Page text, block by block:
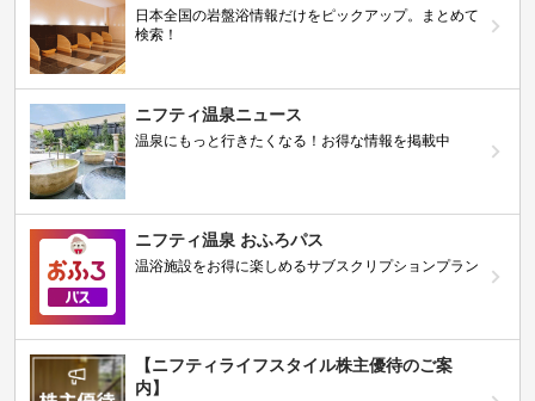
日本全国の岩盤浴情報だけをピックアップ。まとめて
検索！
ニフティ温泉ニュース
温泉にもっと行きたくなる！お得な情報を掲載中
ニフティ温泉 おふろパス
温浴施設をお得に楽しめるサブスクリプションプラン
【ニフティライフスタイル株主優待のご案
内】